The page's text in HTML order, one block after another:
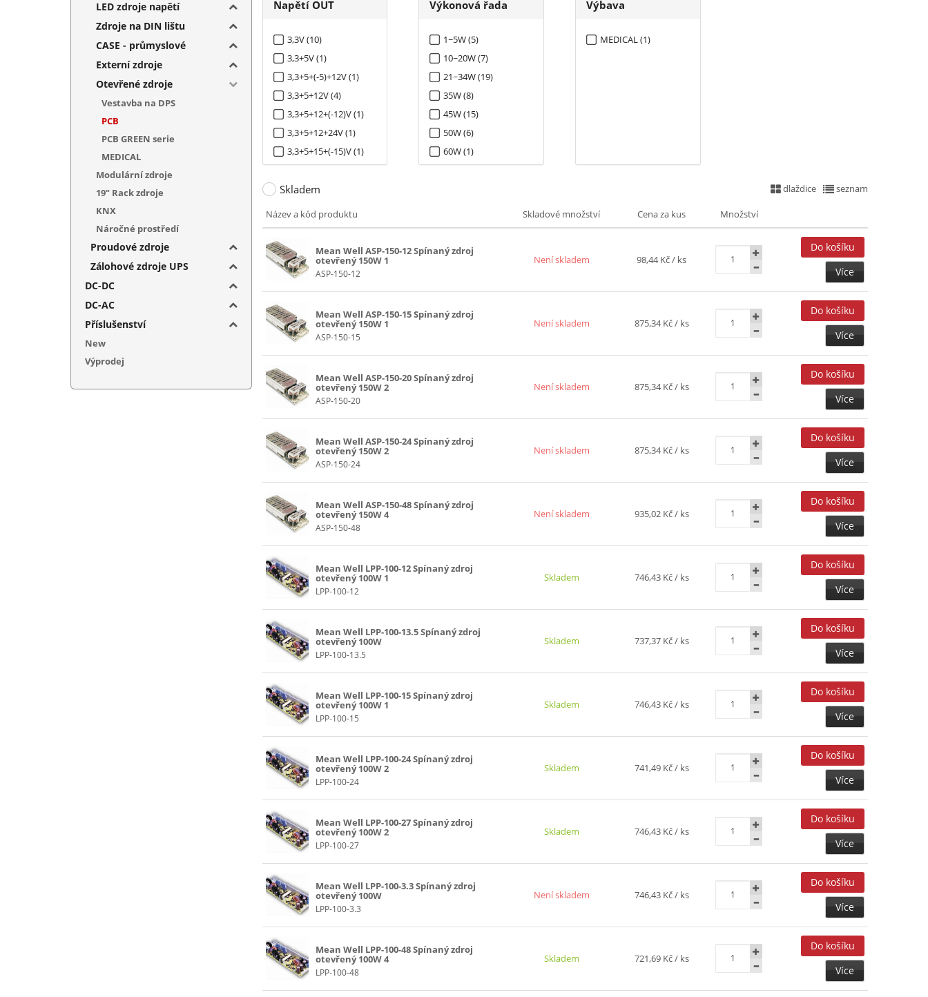
Napětí OUT
3,3V (10)
3,3+5V (1)
3,3+5+(-5)+12V (1)
3,3+5+12V (4)
3,3+5+12+(-12)V (1)
3,3+5+12+24V (1)
3,3+5+15+(-15)V (1)
5+(-5)V (1)
5+(-5)+12+(-12)V (2)
5+(-5)+15+(-15)V (2)
5+12V (5)
5+12+(-12)V (5)
5+12+15+24V (1)
5+12+24V (4)
5+15+(-15)V (3)
5+24V (5)
5+36V (1)
12V (14)
12+(-12)V (1)
13,5V (8)
15V (14)
15+(-15)V (1)
20V (1)
24V (14)
27V (8)
48V (14)
Výkonová řada
1~5W (5)
10~20W (7)
21~34W (19)
35W (8)
45W (15)
50W (6)
60W (1)
125W (8)
150W (14)
Výbava
MEDICAL (1)
Skladem dlaždice seznam
Název a kód produktu Skladové množství Cena za kus Množství
Mean Well ASP-150-12 Spínaný zdroj
otevřený 150W 1
ASP-150-12
Není skladem 98,44 Kč/ ks
Více
Mean Well ASP-150-15 Spínaný zdroj
otevřený 150W 1
ASP-150-15
Není skladem 875,34 Kč/ ks
Více
Mean Well ASP-150-20 Spínaný zdroj
otevřený 150W 2
ASP-150-20
Není skladem 875,34 Kč/ ks
Více
Mean Well ASP-150-24 Spínaný zdroj
otevřený 150W 2
ASP-150-24
Není skladem 875,34 Kč/ ks
Více
Mean Well ASP-150-48 Spínaný zdroj
otevřený 150W 4
ASP-150-48
Není skladem 935,02 Kč/ ks
Více
Mean Well LPP-100-12 Spínaný zdroj
otevřený 100W 1
LPP-100-12
Skladem 746,43 Kč/ ks
Více
Mean Well LPP-100-13.5 Spínaný zdroj
otevřený 100W
LPP-100-13.5
Skladem 737,37 Kč/ ks
Více
Mean Well LPP-100-15 Spínaný zdroj
otevřený 100W 1
LPP-100-15
Skladem 746,43 Kč/ ks
Více
Mean Well LPP-100-24 Spínaný zdroj
otevřený 100W 2
LPP-100-24
Skladem 741,49 Kč/ ks
Více
Mean Well LPP-100-27 Spínaný zdroj
otevřený 100W 2
LPP-100-27
Skladem 746,43 Kč/ ks
Více
Mean Well LPP-100-3.3 Spínaný zdroj
otevřený 100W
LPP-100-3.3
Není skladem 746,43 Kč/ ks
Více
Mean Well LPP-100-48 Spínaný zdroj
otevřený 100W 4
LPP-100-48
Skladem 721,69 Kč/ ks
Více
LED zdroje napětí
Zdroje na DIN lištu
CASE - průmyslové
Externí zdroje
Otevřené zdroje
Vestavba na DPS
PCB
PCB GREEN serie
MEDICAL
Modulární zdroje
19" Rack zdroje
KNX
Náročné prostředí
Proudové zdroje
Zálohové zdroje UPS
DC-DC
DC-AC
Příslušenství
New
Výprodej